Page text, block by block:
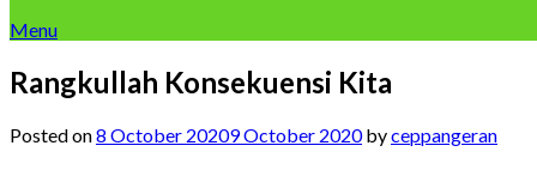
Menu
Rangkullah Konsekuensi Kita
Posted on8 October 20209 October 2020byceppangeran